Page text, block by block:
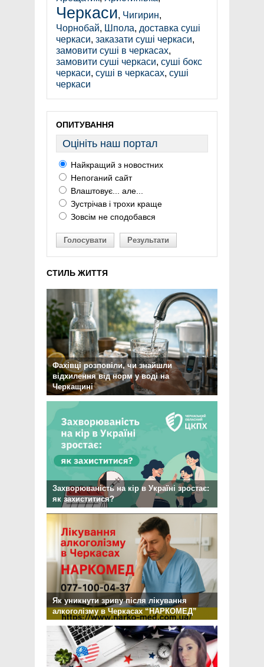
Черкаси, Чигирин,
Чорнобай, Шпола, доставка суші
черкаси, заказати суші черкаси,
замовити суші в черкасах,
замовити суші черкаси, суші бокс
черкаси, суші в черкасах, суші
черкаси
ОПИТУВАННЯ
Оцініть наш портал
Найкращий з новостних
Непоганий сайт
Влаштовує... але...
Зустрічав і трохи краще
Зовсім не сподобався
Голосувати Результати
СТИЛЬ ЖИТТЯ
Фахівці розповіли, чи знайшли
відхилення від норм у воді на
Черкащині
Захворюваність на кір в Україні зростає:
як захиститися?
Як уникнути зриву після лікування
алкоголізму в Черкасах “НАРКОМЕД”